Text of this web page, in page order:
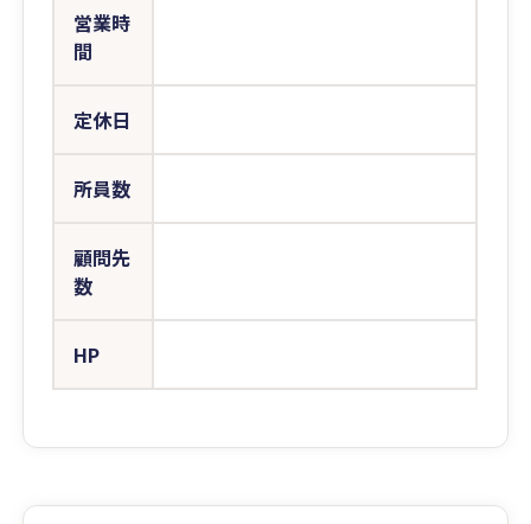
営業時
間
定休日
所員数
顧問先
数
HP